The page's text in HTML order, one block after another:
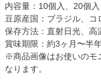
内容量：10個入、20個入
豆原産国：ブラジル、コ
保存方法：直射日光、高
賞味期限：約3ヶ月〜半
※商品画像はお使いのモ
なります。